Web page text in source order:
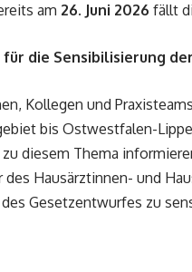
am 26. Juni 2026 fällt
für die Sensibilisierung
Kollegen und
bis Ostwestfalen-
diesem Thema
des Hausärztinnen- und
Gesetzentwurfes zu